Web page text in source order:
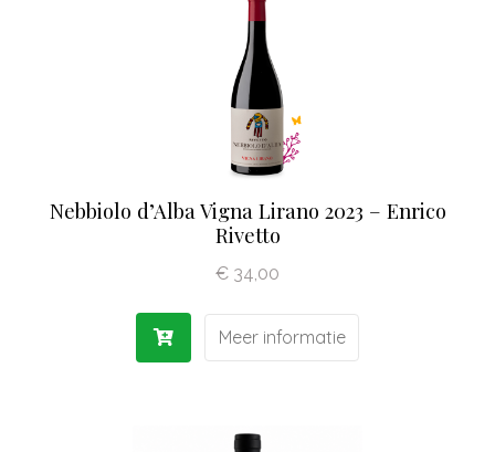
Nebbiolo d’Alba Vigna Lirano 2023 – Enrico
Rivetto
€ 34,00
Meer informatie